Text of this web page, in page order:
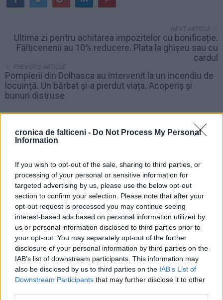
cronica de falticeni - Do Not Process My Personal
Information
If you wish to opt-out of the sale, sharing to third parties, or
processing of your personal or sensitive information for
targeted advertising by us, please use the below opt-out
section to confirm your selection. Please note that after your
opt-out request is processed you may continue seeing
interest-based ads based on personal information utilized by
us or personal information disclosed to third parties prior to
your opt-out. You may separately opt-out of the further
disclosure of your personal information by third parties on the
IAB’s list of downstream participants. This information may
also be disclosed by us to third parties on the IAB’s List of
Downstream Participants that may further disclose it to other
NEXT ARTICLE
Ultima zi pentru achitarea impozitelor cu bonificație.
Fălticenenii au 10% reducere. Plata la ghișeu sau cu
cardul
PREVIOUS ARTICLE
Pompierii din Dolhasca au intervenit la un incendiu de
locuință. Un bărbat și-a pierdut viața. Acoperiș și
bunuri distruse
Andrada Sandu
ȘTIRI
EDUCAȚIE EDUCAȚIE